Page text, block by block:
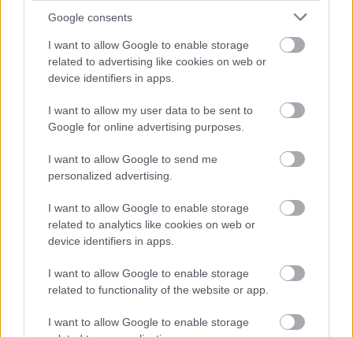
Google consents
I want to allow Google to enable storage
related to advertising like cookies on web or
device identifiers in apps.
I want to allow my user data to be sent to
Google for online advertising purposes.
I want to allow Google to send me
personalized advertising.
I want to allow Google to enable storage
related to analytics like cookies on web or
device identifiers in apps.
I want to allow Google to enable storage
related to functionality of the website or app.
I want to allow Google to enable storage
uwzględniającą tylko mecze u siebie. W tabeli biorącej pod uwagę tylko
Radymno.
Jarosław > Klasa A - sytuacja w tabeli
zajmują 12. miejsce w tabeli. Goście (MKS Radymno) plasują się na
miejscu.
bramkowe.
KS Szówsko vs. MKS Radymno - relacja, wynik na żywo, transmisja
Wynik meczu KS Szówsko - MKS Radymno znajdziesz na naszej stronie
zaraz po jego zakończeniu. Jeżeli szukasz informacji meczowych, zajrzyj
KS Szówsko vs. MKS Radymno - wynik, składy, strzelcy
Jeżeli w internecie lub TV dostępna jest
albo innych spotkań Jarosław > Klasa A na
pewno znajdziesz takie informacje na naszym portalu. Możliwe jednak, że
nigdzie nie pojawi się stream online z tego pojedynku. Śledź portal